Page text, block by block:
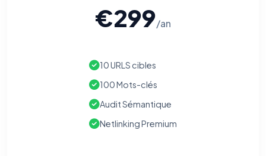
€299/an
10 URLS cibles
100 Mots-clés
Audit Sémantique
Netlinking Premium